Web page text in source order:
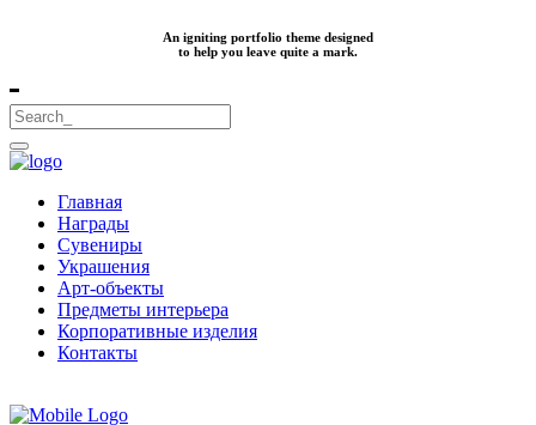
An igniting portfolio theme designed
to help you leave quite a mark.
Главная
Награды
Сувениры
Украшения
Арт-объекты
Предметы интерьера
Корпоративные изделия
Контакты